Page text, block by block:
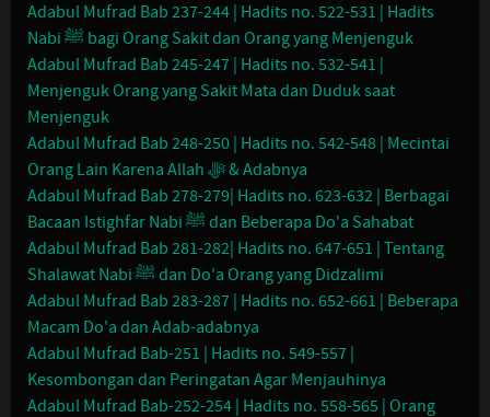
Adabul Mufrad Bab 237-244 | Hadits no. 522-531 | Hadits
Nabi ﷺ bagi Orang Sakit dan Orang yang Menjenguk
Adabul Mufrad Bab 245-247 | Hadits no. 532-541 |
Menjenguk Orang yang Sakit Mata dan Duduk saat
Menjenguk
Adabul Mufrad Bab 248-250 | Hadits no. 542-548 | Mecintai
Orang Lain Karena Allah ﷻ & Adabnya
Adabul Mufrad Bab 278-279| Hadits no. 623-632 | Berbagai
Bacaan Istighfar Nabi ﷺ dan Beberapa Do'a Sahabat
Adabul Mufrad Bab 281-282| Hadits no. 647-651 | Tentang
Shalawat Nabi ﷺ dan Do'a Orang yang Didzalimi
Adabul Mufrad Bab 283-287 | Hadits no. 652-661 | Beberapa
Macam Do'a dan Adab-adabnya
Adabul Mufrad Bab-251 | Hadits no. 549-557 |
Kesombongan dan Peringatan Agar Menjauhinya
Adabul Mufrad Bab-252-254 | Hadits no. 558-565 | Orang